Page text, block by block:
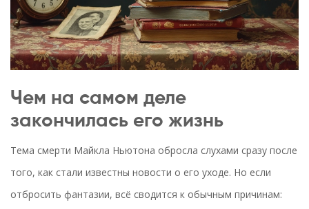
Чем на самом деле
закончилась его жизнь
Тема смерти Майкла Ньютона обросла слухами сразу после
того, как стали известны новости о его уходе. Но если
отбросить фантазии, всё сводится к обычным причинам: